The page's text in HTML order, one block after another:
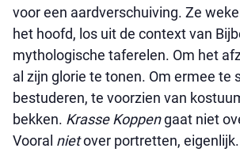
voor een aardverschuiving. Ze
het hoofd, los uit de context van
mythologische taferelen. Om het
al zijn glorie te tonen. Om ermee te
bestuderen, te voorzien van
bekken. Krasse Koppengaat niet
Vooral nietover portretten,